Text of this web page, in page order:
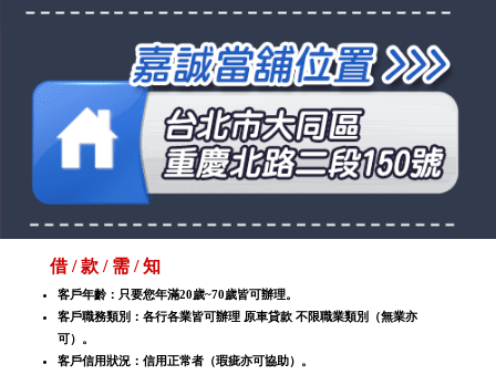
借 / 款 / 需 / 知
客戶年齡：只要您年滿20歲~70歲皆可辦理。
客戶職務類別：各行各業皆可辦理 原車貸款 不限職業類別（無業亦
可）。
客戶信用狀況：信用正常者（瑕疵亦可協助）。